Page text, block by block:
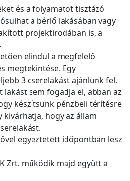
és a folyamatot tisztázó
a bérlő lakásában vagy
projektirodában is, a
elindul a megfelelő
megtekintése. Egy
3 cserelakást ajánlunk fel.
lakást sem fogadja el, abban az
készítsünk pénzbeli térítésre
kivárhatja, hogy az állam
egyeztetett időpontban lesz
Zrt. működik majd együtt a